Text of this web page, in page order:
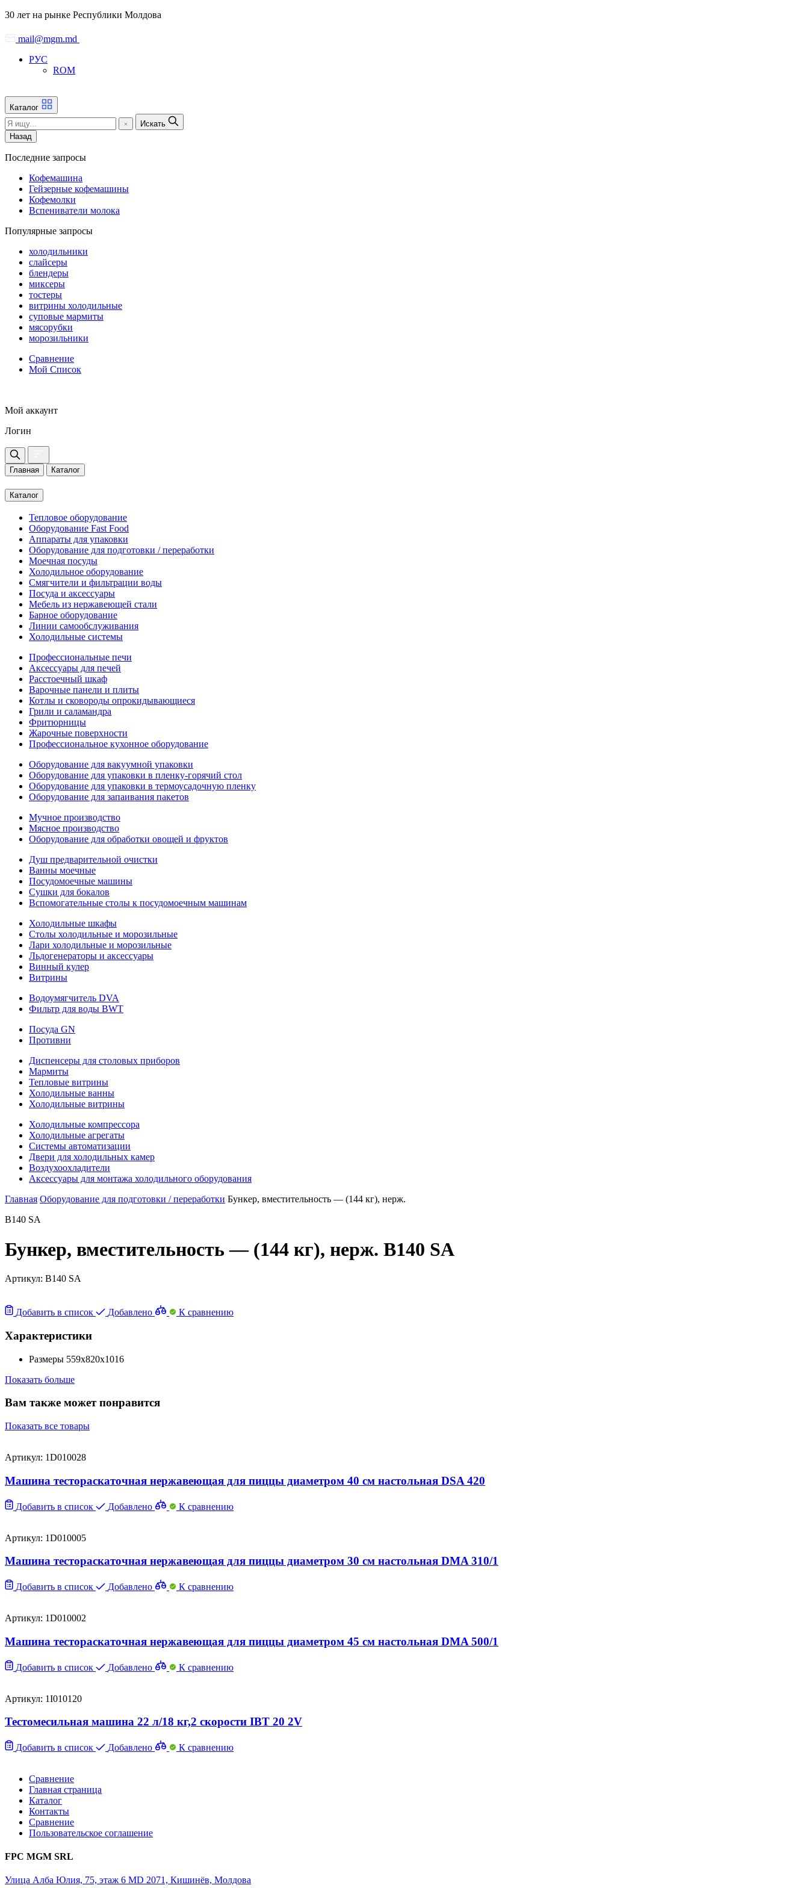
Skip
the
content
30 лет на рынке Республики Молдова
mail@mgm.md
РУС
ROM
Каталог
Искать
Назад
Последние запросы
Кофемашина
Гейзерные кофемашины
Кофемолки
Вспениватели молока
Популярные запросы
холодильники
слайсеры
блендеры
миксеры
тостеры
витрины холодильные
суповые мармиты
мясорубки
морозильники
Сравнение
Мой Список
Мой аккаунт
Логин
Главная Каталог
Каталог
Тепловое оборудование
Оборудование Fast Food
Аппараты для упаковки
Оборудование для подготовки / переработки
Моечная посуды
Холодильное оборудование
Смягчители и фильтрации воды
Посуда и аксессуары
Мебель из нержавеющей стали
Барное оборудование
Линии самообслуживания
Холодильные системы
Профессиональные печи
Аксессуары для печей
Расстоечный шкаф
Варочные панели и плиты
Котлы и сковороды опрокидывающиеся
Грили и саламандра
Фритюрницы
Жарочные поверхности
Профессиональное кухонное оборудование
Оборудование для вакуумной упаковки
Оборудование для упаковки в пленку-горячий стол
Оборудование для упаковки в термоусадочную пленку
Оборудование для запаивания пакетов
Мучное производство
Мясное производство
Оборудование для обработки овощей и фруктов
Душ предварительной очистки
Ванны моечные
Посудомоечные машины
Сушки для бокалов
Вспомогательные столы к посудомоечным машинам
Холодильные шкафы
Столы холодильные и морозильные
Лари холодильные и морозильные
Льдогенераторы и аксессуары
Винный кулер
Витрины
Водоумягчитель DVA
Фильтр для воды BWT
Посуда GN
Противни
Диспенсеры для столовых приборов
Мармиты
Тепловые витрины
Холодильные ванны
Холодильные витрины
Холодильные компрессора
Холодильные агрегаты
Системы автоматизации
Двери для холодильных камер
Воздухоохладители
Аксессуары для монтажа холодильного оборудования
Главная Оборудование для подготовки / переработки Бункер, вместительность — (144 кг), нерж.
B140 SA
Бункер, вместительность — (144 кг), нерж. B140 SA
Артикул: B140 SA
Добавить в список Добавлено К сравнению
Характеристики
Размеры 559x820x1016
Показать больше
Вам также может понравится
Показать все товары
Артикул: 1D010028
Машина тестораскаточная нержавеющая для пиццы диаметром 40 см настольная DSA 420
Добавить в список Добавлено К сравнению
Артикул: 1D010005
Машина тестораскаточная нержавеющая для пиццы диаметром 30 см настольная DMA 310/1
Добавить в список Добавлено К сравнению
Артикул: 1D010002
Машина тестораскаточная нержавеющая для пиццы диаметром 45 см настольная DMA 500/1
Добавить в список Добавлено К сравнению
Артикул: 1I010120
Тестомесильная машина 22 л/18 кг,2 скорости IBT 20 2V
Добавить в список Добавлено К сравнению
Сравнение
Главная страница
Каталог
Контакты
Сравнение
Пользовательское соглашение
FPC MGM SRL
Улица Алба Юлия, 75, этаж 6 MD 2071, Кишинёв, Молдова